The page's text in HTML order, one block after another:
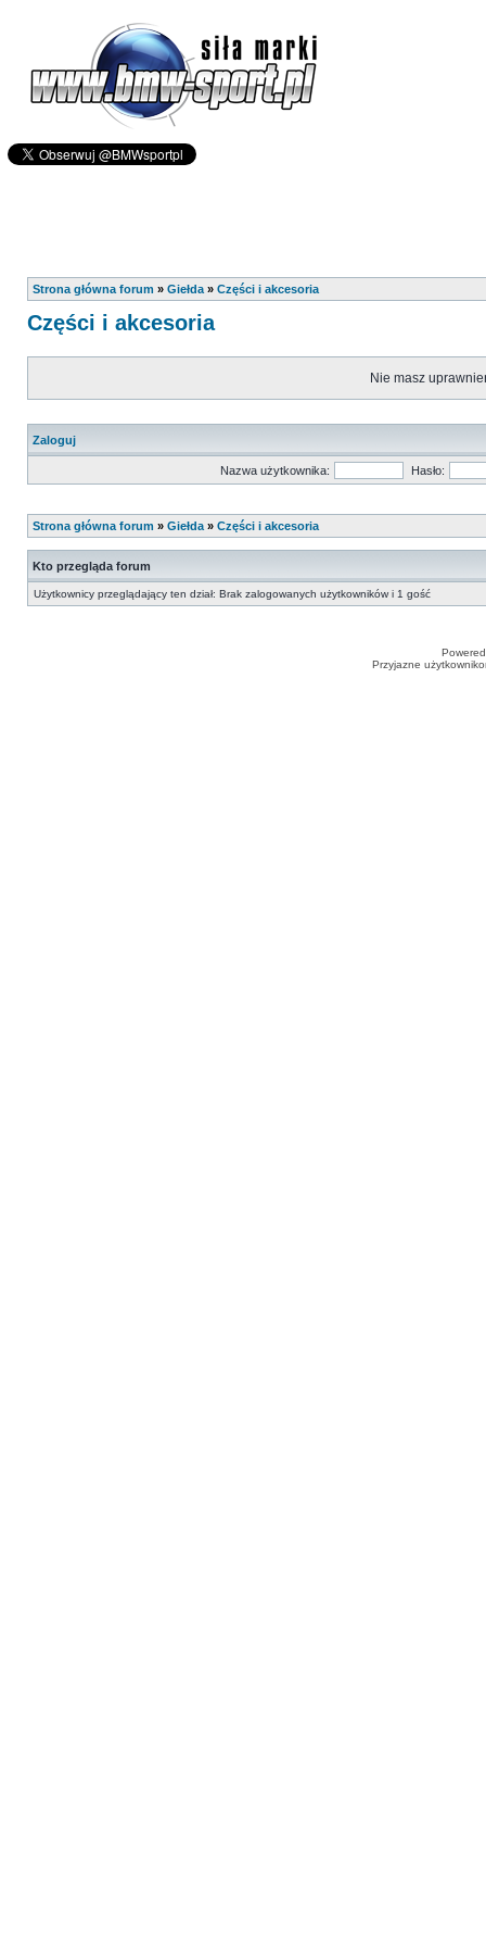
Strona główna forum » Giełda » Części i akcesoria
Części i akcesoria
Nie masz
Zaloguj
Nazwa użytkownika: Hasło:
Strona główna forum » Giełda » Części i akcesoria
Kto przegląda forum
Użytkownicy przeglądający ten dział: Brak zalogowanych użytkowników i 1 gość
Przyjazne